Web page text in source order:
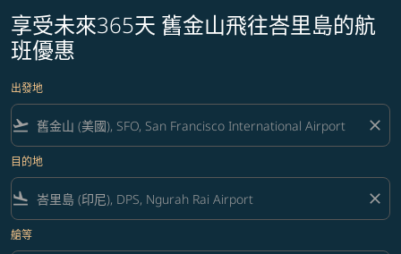
享受未來365天 舊金山飛往峇里島的航
班優惠
出發地
flight_takeoff close
目的地
flight_land close
艙等